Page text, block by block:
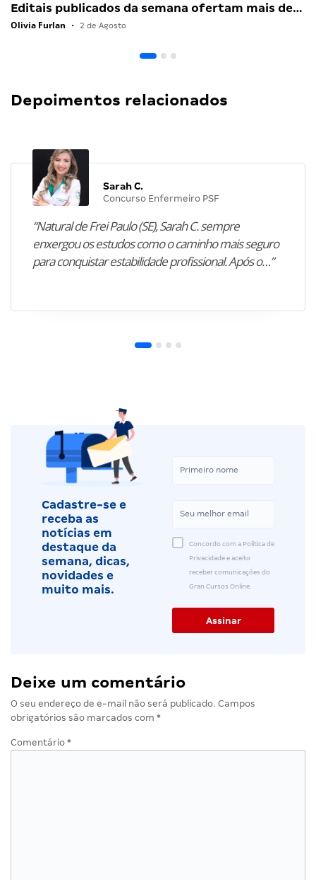
Editais publicados da semana ofertam mais de…
Olivia Furlan • 2 de Agosto
Depoimentos relacionados
Sarah C.
Concurso Enfermeiro PSF
“Natural de Frei Paulo (SE), Sarah C. sempre
enxergou os estudos como o caminho mais seguro
para conquistar estabilidade profissional. Após o…”
Cadastre-se e
receba as
notícias em
destaque da
semana, dicas,
novidades e
muito mais.
Concordo com a Política de
Privacidade e aceito
receber comunicações do
Gran Cursos Online.
Deixe um comentário
O seu endereço de e-mail não será publicado. Campos
obrigatórios são marcados com *
Comentário *